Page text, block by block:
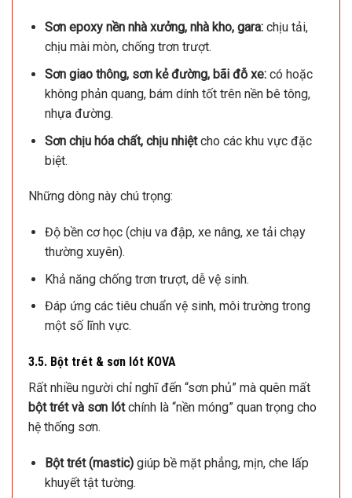
Sơn epoxy nền nhà xưởng, nhà kho, gara:chịu tải,
chịu mài mòn, chống trơn trượt.
Sơn giao thông, sơn kẻ đường, bãi đỗ xe:có hoặc
không phản quang, bám dính tốt trên nền bê tông,
nhựa đường.
Sơn chịu hóa chất, chịu nhiệtcho các khu vực đặc
biệt.
Những dòng này chú trọng:
Độ bền cơ học (chịu va đập, xe nâng, xe tải chạy
thường xuyên).
Khả năng chống trơn trượt, dễ vệ sinh.
Đáp ứng các tiêu chuẩn vệ sinh, môi trường trong
một số lĩnh vực.
3.5. Bột trét & sơn lót KOVA
Rất nhiều người chỉ nghĩ đến “sơn phủ” mà quên mất
bột trét và sơn lótchính là “nền móng” quan trọng cho
hệ thống sơn.
Bột trét (mastic)giúp bề mặt phẳng, mịn, che lấp
khuyết tật tường.